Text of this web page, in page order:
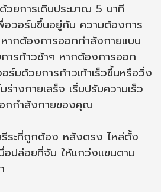
ยการเดินประมาณ 5 นาที
พื่อวอร์มขึ้นอยู่กับ ความต้องการ
ากต้องการออกกำลังกายแบบ
ารก้าวช้าๆ หากต้องการออก
ร์มด้วยการก้าวเท้าเร็วขึ้นหรือวิ่ง
างกายเสร็จ เริ่มปรับความเร็ว
กกำลังกายของคุณ
ะที่ถูกต้อง หลังตรง ไหล่ตั้ง
อปล่อยที่จับ ให้แกว่งแขนตาม